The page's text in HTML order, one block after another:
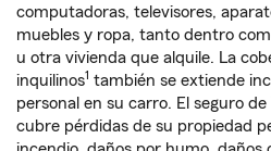
computadoras, televisores,
muebles y ropa, tanto dentro
u otra vivienda que alquile. La
inquilinos1 también se extiende
personal en su carro. El seguro
cubre pérdidas de su propiedad